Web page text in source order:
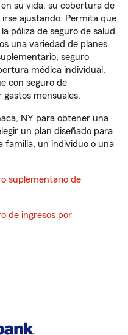
su vida, su cobertura de
ajustando. Permita que
póliza de seguro de salud
una variedad de planes
seguro
médica individual.
con seguro de
mensuales.
NY para obtener una
un plan diseñado para
familia, un individuo o una
suplementario de
de ingresos por